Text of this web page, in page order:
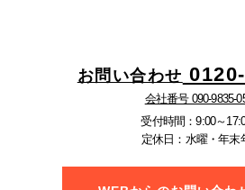
お問い合わせ
会社番号 090-9835-
受付時間：9:00～
定休日：水曜・年末